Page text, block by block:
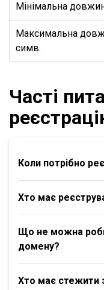
Мінімальна
Максимальна
симв.
Часті
Коли потрібно
Хто має
Що не можна
домену?
Хто має стежити